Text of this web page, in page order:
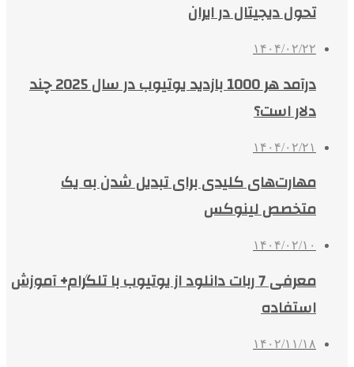
تحول دیجیتال در ایران
۱۴۰۴/۰۲/۲۲
درآمد هر 1000 بازدید یوتیوب در سال 2025 چند
دلار است؟
۱۴۰۴/۰۲/۲۱
مهارت‌های کلیدی برای تبدیل شدن به یک
متخصص لینوکس
۱۴۰۴/۰۲/۱۰
معرفی 7 ربات دانلود از یوتیوب با تلگرام+ آموزش
استفاده
۱۴۰۲/۱۱/۱۸